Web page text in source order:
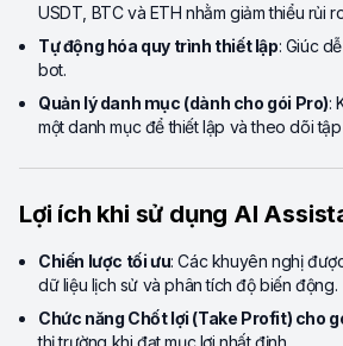
USDT, BTC và ETH nhằm giảm thiểu rủi
Tự động hóa quy trình thiết lập: Giúc
bot.
Quản lý danh mục (dành cho gói Pro):
một danh mục để thiết lập và theo dõi
Lợi ích khi sử dụng AI
Chiến lược tối ưu: Các khuyên nghị
dữ liệu lịch sử và phân tích độ biến động.
Chức năng Chốt lợi (Take Profit) cho
thị trường khi đạt mục lợi nhất định.